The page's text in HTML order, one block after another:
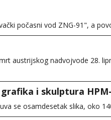
počasni vod ZNG-91", a
austrijskog nadvojvode 28.
i skulptura
se osamdesetak slika, oko